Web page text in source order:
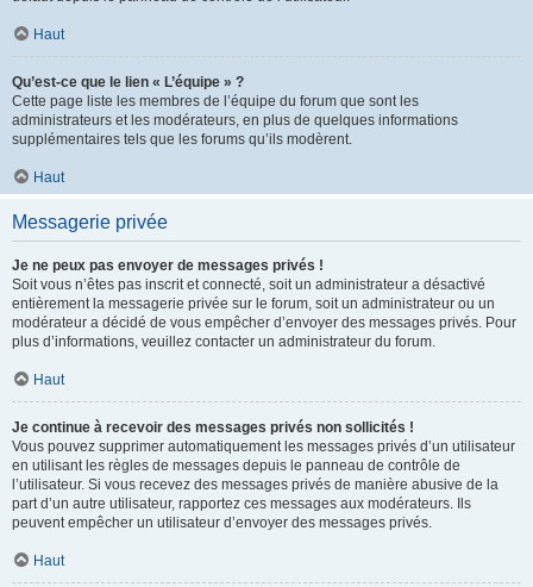
Haut
Qu’est-ce que le lien « L’équipe » ?
Cette page liste les membres de l’équipe du forum que sont les
administrateurs et les modérateurs, en plus de quelques informations
supplémentaires tels que les forums qu’ils modèrent.
Haut
Messagerie privée
Je ne peux pas envoyer de messages privés !
Soit vous n’êtes pas inscrit et connecté, soit un administrateur a désactivé
entièrement la messagerie privée sur le forum, soit un administrateur ou un
modérateur a décidé de vous empêcher d’envoyer des messages privés. Pour
plus d’informations, veuillez contacter un administrateur du forum.
Haut
Je continue à recevoir des messages privés non sollicités !
Vous pouvez supprimer automatiquement les messages privés d’un utilisateur
en utilisant les règles de messages depuis le panneau de contrôle de
l’utilisateur. Si vous recevez des messages privés de manière abusive de la
part d’un autre utilisateur, rapportez ces messages aux modérateurs. Ils
peuvent empêcher un utilisateur d’envoyer des messages privés.
Haut